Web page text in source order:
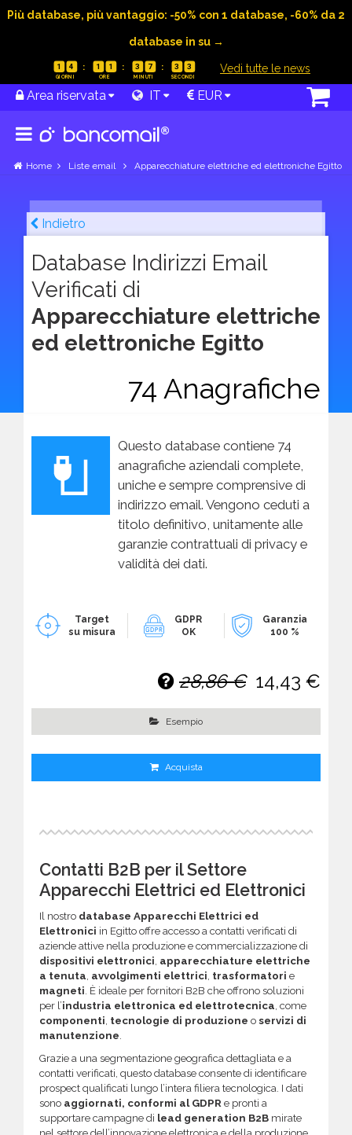
Più database, più vantaggio: -50% con 1 database, -60% da 2
database in su →
1 4 1 1 3 7 3 2 Vedi tutte le news
Area riservata IT EUR
Home Liste email Apparecchiature elettriche ed elettroniche Egitto
Indietro
Database Indirizzi Email
Verificati di
Apparecchiature elettriche
ed elettroniche Egitto
74 Anagrafiche
Questo database contiene 74
anagrafiche aziendali complete,
uniche e sempre comprensive di
indirizzo email. Vengono ceduti a
titolo definitivo, unitamente alle
garanzie contrattuali di privacy e
validità dei dati.
Target
su misura
GDPR
OK
Garanzia
100 %
28,86 € 14,43 €
Esempio
Acquista
Contatti B2B per il Settore
Apparecchi Elettrici ed Elettronici
Il nostro database Apparecchi Elettrici ed
Elettronici in Egitto offre accesso a contatti verificati di
aziende attive nella produzione e commercializzazione di
dispositivi elettronici, apparecchiature elettriche
a tenuta, avvolgimenti elettrici, trasformatori e
magneti. È ideale per fornitori B2B che offrono soluzioni
per l’industria elettronica ed elettrotecnica, come
componenti, tecnologie di produzione o servizi di
manutenzione.
Grazie a una segmentazione geografica dettagliata e a
contatti verificati, questo database consente di identificare
prospect qualificati lungo l’intera filiera tecnologica. I dati
sono aggiornati, conformi al GDPR e pronti a
supportare campagne di lead generation B2B mirate